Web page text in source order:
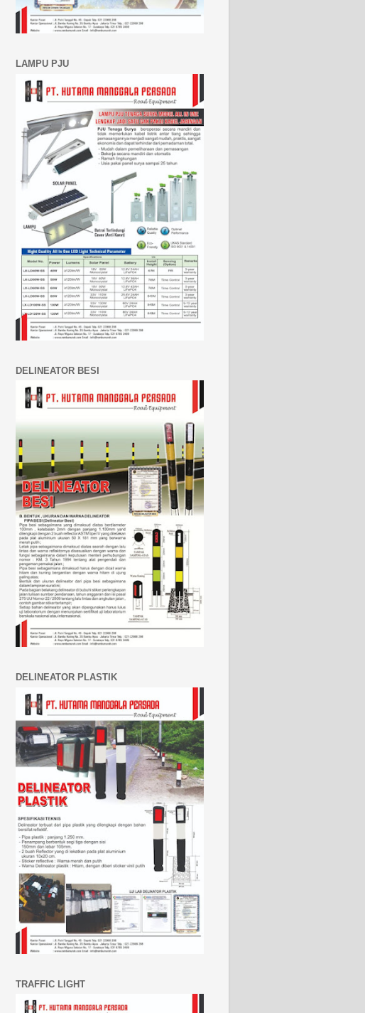
LAMPU PJU
DELINEATOR BESI
DELINEATOR PLASTIK
TRAFFIC LIGHT